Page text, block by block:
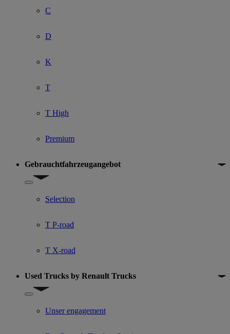
C
D
K
T
T High
Premium
Gebrauchtfahrzeugangebot
Show submenu for Gebrauchtfahrzeugangebot
Selection
T P-road
T X-road
Used Trucks by Renault Trucks
Show submenu for Used Trucks by Renault Trucks
Unser engagement